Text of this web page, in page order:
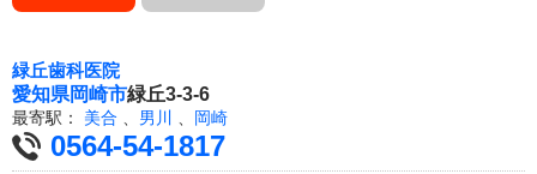
緑丘歯科医院
愛知県岡崎市緑丘3-3-6
最寄駅： 美合 男川 岡崎
0564-54-1817